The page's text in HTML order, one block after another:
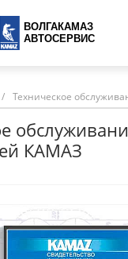
ВОЛГАКАМАЗ
АВТОСЕРВИС
/ Техническое
КАМАЗ